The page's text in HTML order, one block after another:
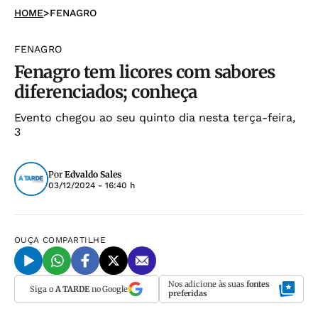
HOME>FENAGRO
FENAGRO
Fenagro tem licores com sabores
diferenciados; conheça
Evento chegou ao seu quinto dia nesta terça-feira,
3
Por Edvaldo Sales
03/12/2024 - 16:40 h
OUÇA COMPARTILHE
Siga o A TARDEno Google Nos adicione às suas fontes
preferidas